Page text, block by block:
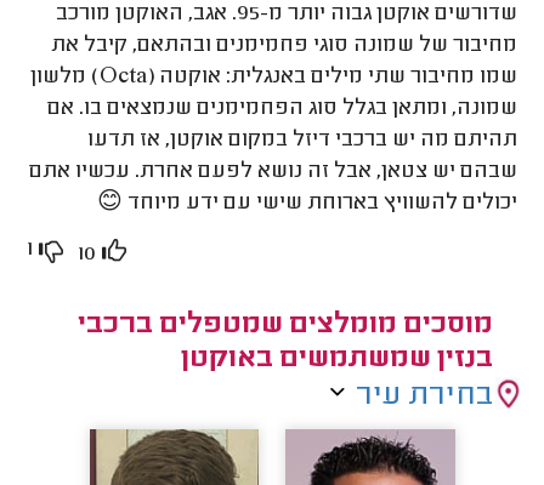
שדורשים אוקטן גבוה יותר מ-95. אגב, האוקטן מורכב
מחיבור של שמונה סוגי פחמימנים ובהתאם, קיבל את
שמו מחיבור שתי מילים באנגלית: אוקטה (Octa) מלשון
שמונה, ומתאן בגלל סוג הפחמימנים שנמצאים בו. אם
תהיתם מה יש ברכבי דיזל במקום אוקטן, אז תדעו
שבהם יש צטאן, אבל זה נושא לפעם אחרת. עכשיו אתם
יכולים להשוויץ בארוחת שישי עם ידע מיוחד 😊
10
1
מוסכים מומלצים שמטפלים ברכבי
בנזין שמשתמשים באוקטן
בחירת עיר